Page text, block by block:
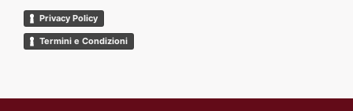
Privacy Policy
Termini e Condizioni